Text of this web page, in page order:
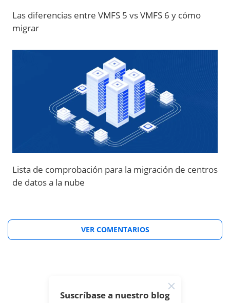
Las diferencias entre VMFS 5 vs VMFS 6 y cómo
migrar
Lista de comprobación para la migración de centros
de datos a la nube
VER COMENTARIOS
Suscríbase a nuestro blog